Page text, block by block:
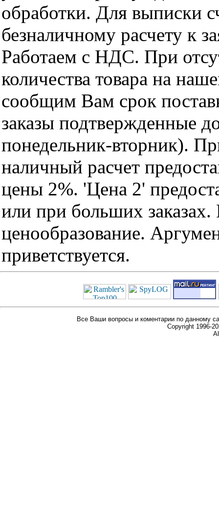
обработки. Для выписки
безналичному расчету к
Работаем с НДС. При
количества товара на
сообщим Вам срок
заказы подтвержденные
понедельник-вторник).
наличный расчет
цены 2%. 'Цена 2'
или при больших
ценообразование.
приветствуется.
Все Ваши вопросы и коментарии по данному
Copyright 1996-